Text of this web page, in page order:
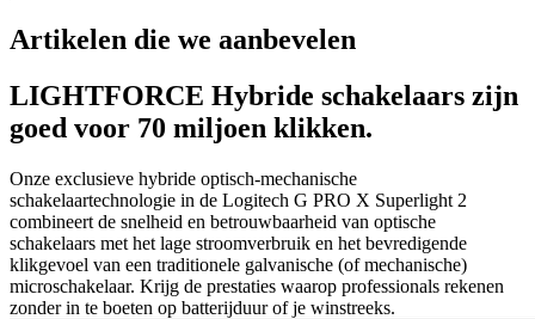
Artikelen die we aanbevelen
LIGHTFORCE Hybride schakelaars zijn
goed voor 70 miljoen klikken.
Onze exclusieve hybride optisch-mechanische
schakelaartechnologie in de Logitech G PRO X Superlight 2
combineert de snelheid en betrouwbaarheid van optische
schakelaars met het lage stroomverbruik en het bevredigende
klikgevoel van een traditionele galvanische (of mechanische)
microschakelaar. Krijg de prestaties waarop professionals rekenen
zonder in te boeten op batterijduur of je winstreeks.